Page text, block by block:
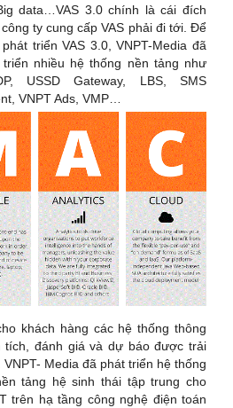
data…VAS 3.0 chính là cái đích
ty cung cấp VAS phải đi tới. Để
triển VAS 3.0, VNPT-Media đã
nhiều hệ thống nền tảng như
USSD Gateway, LBS, SMS
VNPT Ads, VMP…
khách hàng các hệ thống thông
tích, đánh giá và dự báo được trải
Media đã phát triển hệ thống
tảng hệ sinh thái tập trung cho
trên hạ tầng công nghệ điện toán